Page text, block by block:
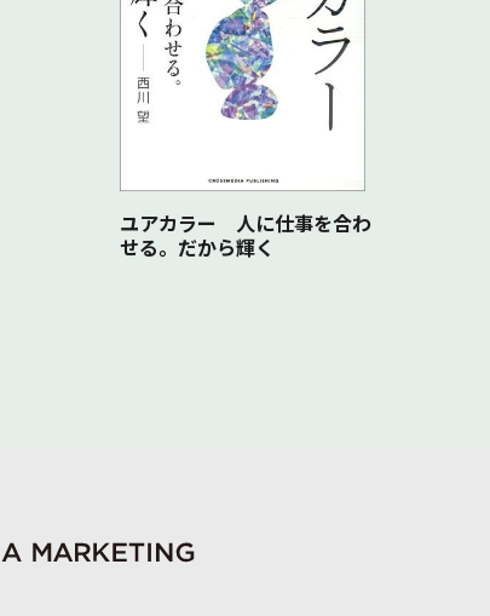
ユアカラー 人に仕事を合わ
せる。だから輝く